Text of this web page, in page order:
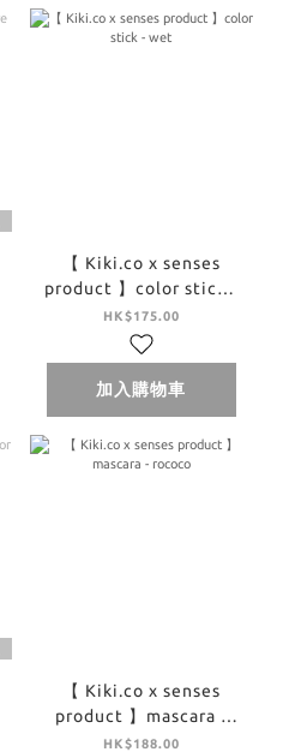
【 Kiki.co x senses
product 】color stick -
wet
HK$175.00
加入購物車
【 Kiki.co x senses
product 】mascara -
rococo
HK$188.00